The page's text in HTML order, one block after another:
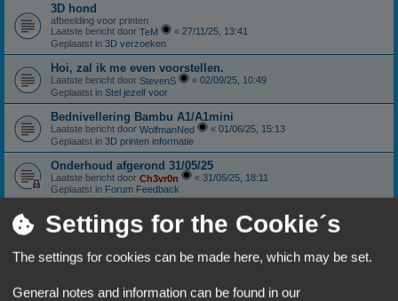
3D hond
afbeelding voor printen
Laatste bericht door TeM « 27/11/25, 13:41
Geplaatst in 3D verzoeken
Hoi, zal ik me even voorstellen.
Laatste bericht door StevenS « 02/09/25, 10:49
Geplaatst in Stel jezelf voor
Bednivellering Bambu A1/A1mini
Laatste bericht door WolfmanNed « 01/06/25, 15:13
Geplaatst in 3D printen informatie
Onderhoud afgerond 31/05/25
Laatste bericht door Ch3vr0n « 31/05/25, 18:11
Geplaatst in Forum Feedback
Sunlu S4: Nieuwstaat
Laatste bericht doorCh3vr0n
11/01/25, 18:06
Te koop: Vraag en Aanbod
Anycubic Viper extruder.
Geplaatst in
3D-printer specifieke vragen
Settings for the Cookie´s
The settings for cookies can be made here, which may be set.
General notes and information can be found in our